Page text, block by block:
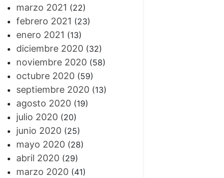
marzo 2021 (22)
febrero 2021 (23)
enero 2021 (13)
diciembre 2020(32)
noviembre 2020(58)
octubre 2020(59)
septiembre 2020(13)
agosto 2020(19)
julio 2020(20)
junio 2020(25)
mayo 2020(28)
abril 2020(29)
marzo 2020(41)